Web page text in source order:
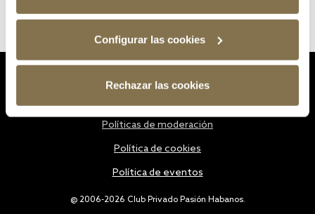
Configurar las cookies
Rechazar las cookies
@ 2006-2026 Club Privado Pasión Habanos.
Políticas de moderación
Política de cookies
Política de eventos